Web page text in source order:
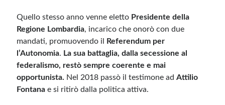
Quello stesso anno venne eletto Presidente della
Regione Lombardia, incarico che onorò con due
mandati, promuovendo il
Referendum per
l’Autonomia. La sua battaglia, dalla secessione al
federalismo, restò sempre coerente e mai
opportunista. Nel 2018 passò il testimone adAttilio
Fontana e si ritirò dalla politica attiva.